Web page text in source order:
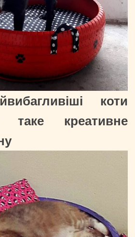
коти
таке креативне